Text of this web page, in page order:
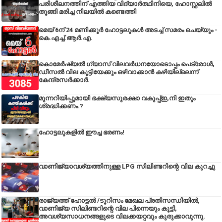
പരിശീലനത്തിന് എത്തിയ വിദ്യാർത്ഥിനിയെ, ഹോസ്റ്റലിൽ
തൂങ്ങി മരിച്ച നിലയിൽ കണ്ടെത്തി
മെയ് 6ന് 24 മണിക്കൂർ ഹോട്ടലുകൾ അടച്ച് സമരം ചെയ്യും -
കെ.എച്ച്.ആർ.എ.
കൊമേർഷ്യൽ ഗ്യാസ് വിലവർധനയോടൊപ്പം പെട്രോൾ,
ഡീസല്‍ വില കൂട്ടിയേക്കും ഒഴിവാക്കാന്‍ കഴിയില്ലെന്ന്
കേന്ദ്രസര്‍ക്കാര്‍.
മുന്നറിയിപ്പുമായി ഭക്ഷ്യസുരക്ഷാ വകുപ്പ്ഇ,നി ഇതും
ശ്രദ്ധിക്കണം.?
ഹോട്ടലുകളിൽ ഈച്ച ഭരണം!
വാണിജ്യാവശ്യത്തിനുള്ള LPG സിലിണ്ടറിന്റെ വില കുറച്ചു
രാജ്യത്ത് ഹോട്ടൽ /ടൂറിസം മേഖല പ്രതിസന്ധിയിൽ,
വാണിജ്യ സിലിണ്ടറിന്റെ വില പിന്നെയും കൂട്ടി,
അവശ്യസാധനങ്ങളുടെ വിലക്കയറ്റവും കുരുക്കാവുന്നു.